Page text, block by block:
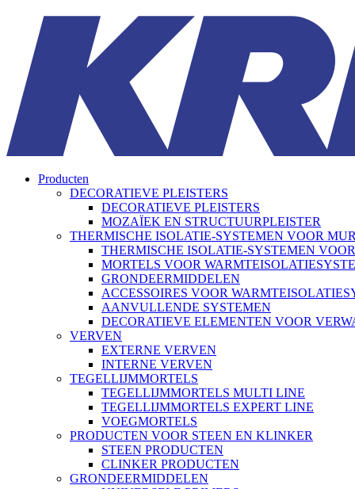
Producten
DECORATIEVE PLEISTERS
DECORATIEVE PLEISTERS
MOZAÏEK EN STRUCTUURPLEISTER
THERMISCHE ISOLATIE-SYSTEMEN VOOR
THERMISCHE ISOLATIE-SYSTEMEN
MORTELS VOOR
GRONDEERMIDDELEN
ACCESSOIRES VOOR
AANVULLENDE SYSTEMEN
DECORATIEVE ELEMENTEN VOOR
VERVEN
EXTERNE VERVEN
INTERNE VERVEN
TEGELLIJMMORTELS
TEGELLIJMMORTELS MULTI LINE
TEGELLIJMMORTELS EXPERT LINE
VOEGMORTELS
PRODUCTEN VOOR STEEN EN KLINKER
STEEN PRODUCTEN
CLINKER PRODUCTEN
GRONDEERMIDDELEN